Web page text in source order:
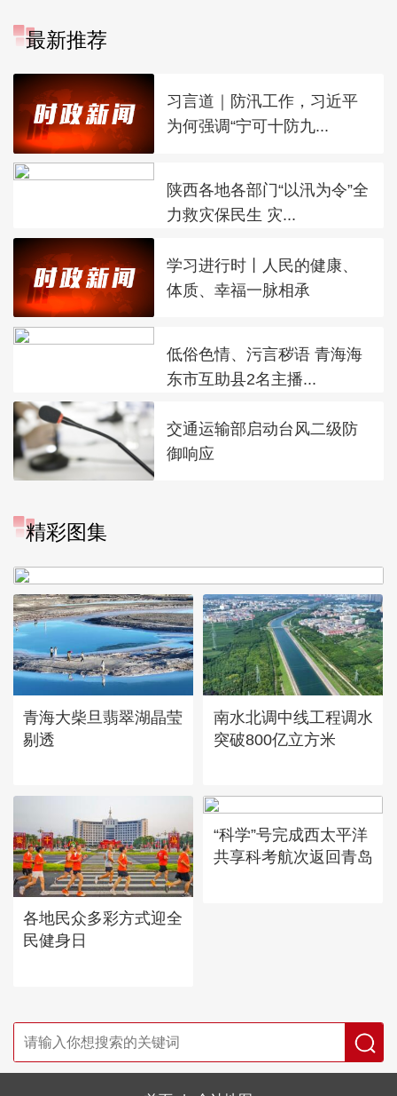
最新推荐
习言道｜防汛工作，习近平
为何强调“宁可十防九...
陕西各地各部门“以汛为令”全
力救灾保民生 灾...
学习进行时丨人民的健康、
体质、幸福一脉相承
低俗色情、污言秽语 青海海
东市互助县2名主播...
交通运输部启动台风二级防
御响应
精彩图集
“大地指纹”奏响夏夜文旅乐
青海大柴旦翡翠湖晶莹
剔透
南水北调中线工程调水
突破800亿立方米
各地民众多彩方式迎全
民健身日
“科学”号完成西太平洋
共享科考航次返回青岛